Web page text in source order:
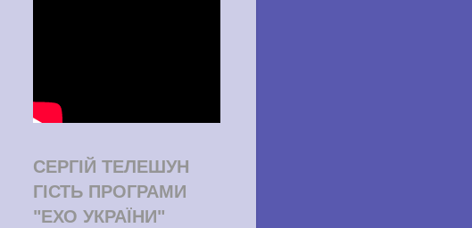
СЕРГІЙ ТЕЛЕШУН
ГІСТЬ ПРОГРАМИ
"ЕХО УКРАЇНИ"